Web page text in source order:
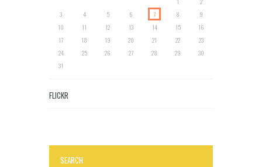
3
4 5 6 7 8
9
10
11 12 13 14 15
16
17
18 19 20 21 22
23
24
25 26 27 28 29
30
31
FLICKR
SEARCH